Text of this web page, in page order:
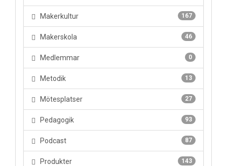
167
Makerkultur
46
Makerskola
0
Medlemmar
13
Metodik
27
Mötesplatser
93
Pedagogik
87
Podcast
143
Produkter